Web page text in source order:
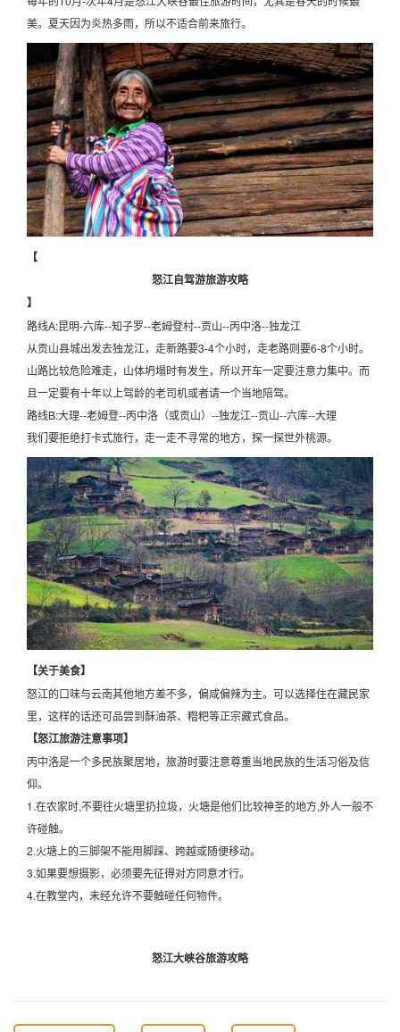
美。夏天因为炎热多雨，所以不适合前来旅行。
【
怒江自驾游旅游攻略
】
路线A:昆明-六库--知子罗--老姆登村--贡山--丙中洛--独龙江
从贡山县城出发去独龙江，走新路要3-4个小时，走老路则要6-8个小时。
山路比较危险难走，山体坍塌时有发生，所以开车一定要注意力集中。而
且一定要有十年以上驾龄的老司机或者请一个当地陪驾。
路线B:大理--老姆登--丙中洛（或贡山）--独龙江--贡山--六库--大理
我们要拒绝打卡式旅行，走一走不寻常的地方，探一探世外桃源。
【关于美食】
怒江的口味与云南其他地方差不多，偏咸偏辣为主。可以选择住在藏民家
里，这样的话还可品尝到酥油茶、糌粑等正宗藏式食品。
【怒江旅游注意事项】
丙中洛是一个多民族聚居地，旅游时要注意尊重当地民族的生活习俗及信
仰。
1.在农家时,不要往火塘里扔拉圾，火塘是他们比较神圣的地方,外人一般不
许碰触。
2.火塘上的三脚架不能用脚踩、跨越或随便移动。
3.如果要想摄影，必须要先征得对方同意才行。
4.在教堂内，未经允许不要触碰任何物件。
怒江大峡谷旅游攻略